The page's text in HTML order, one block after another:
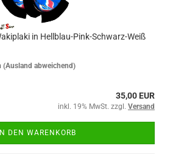
in Hellblau-Pink-Schwarz-Weiß
(Ausland abweichend)
35,00 EUR
inkl. 19% MwSt. zzgl. Versand
IN DEN WARENKORB